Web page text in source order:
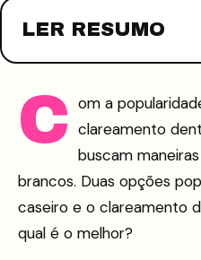
LER RESUMO
C om a
clareamento
buscam
brancos. Duas opções
caseiro e o clareamento
qual é o melhor?